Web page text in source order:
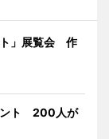
ト」展覧会 作
ント 200人が